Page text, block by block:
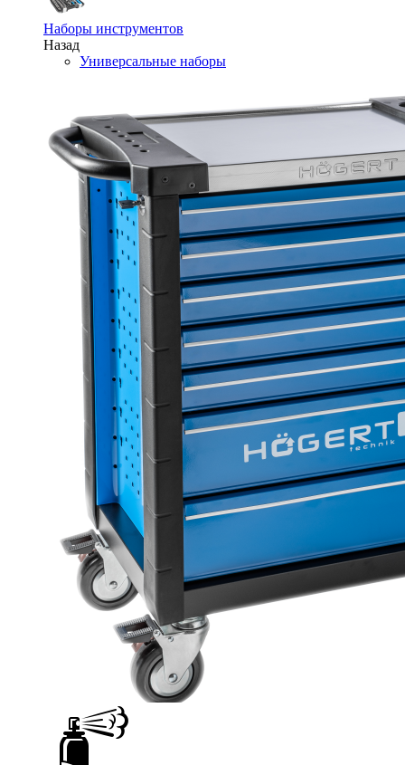
Наборы инструментов
Назад
Универсальные наборы